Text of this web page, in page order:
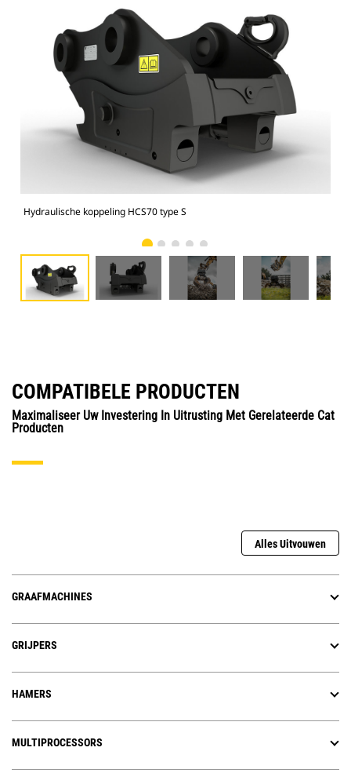
Hydraulische koppeling HCS70 type S
COMPATIBELE PRODUCTEN
Maximaliseer Uw Investering In Uitrusting Met Gerelateerde Cat
Producten
Alles Uitvouwen
GRAAFMACHINES
GRIJPERS
HAMERS
MULTIPROCESSORS